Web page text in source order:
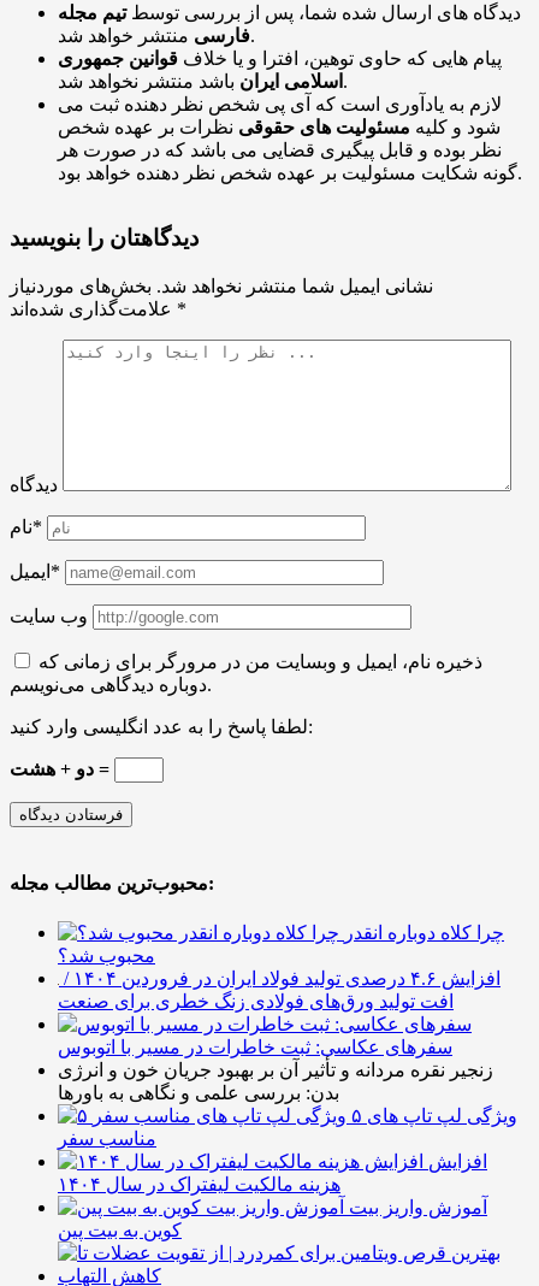
دیدگاه های ارسال شده شما، پس از بررسی توسطتیم مجله
فارسیمنتشر خواهد شد.
پیام هایی که حاوی توهین، افترا و یا خلاف قوانین جمهوری
اسلامی ایران باشد منتشر نخواهد شد.
لازم به یادآوری است که آی پی شخص نظر دهنده ثبت می
شود و کلیه مسئولیت های حقوقی نظرات بر عهده شخص
نظر بوده و قابل پیگیری قضایی می باشد که در صورت هر
گونه شکایت مسئولیت بر عهده شخص نظر دهنده خواهد بود.
دیدگاهتان را بنویسید
نشانی ایمیل شما منتشر نخواهد شد. بخش‌های موردنیاز
*
دیدگاه
نام*
ایمیل*
وب سایت
ذخیره نام، ایمیل و وبسایت من در مرورگر برای زمانی که
دوباره دیدگاهی می‌نویسم.
لطفا پاسخ را به عدد انگلیسی وارد کنید:
دو + هشت =
محبوب‌ترین مطالب مجله:
چرا کلاه دوباره انقدر
محبوب شد؟
افزایش ۴.۶ درصدی تولید فولاد ایران در فروردین ۱۴۰۴ /
افت تولید ورق‌های فولادی زنگ خطری برای صنعت
سفرهای عکاسی: ثبت خاطرات در مسیر با اتوبوس
زنجیر نقره مردانه و تأثیر آن بر بهبود جریان خون و انرژی
بدن: بررسی علمی و نگاهی به باورها
۵ ویژگی لپ تاپ های
مناسب سفر
افزایش
هزینه مالکیت لیفتراک در سال ۱۴۰۴
آموزش واریز بیت
کوین به بیت پین